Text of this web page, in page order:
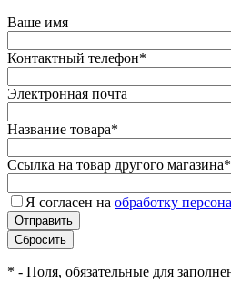
Ваше имя
Контактный телефон*
Электронная почта
Название товара*
Ссылка на товар другого магазина*
Я согласен на обработку
* - Поля, обязательные для